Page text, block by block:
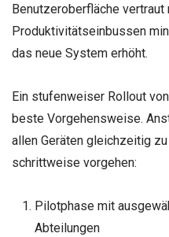
Benutzeroberfläche vertraut
Produktivitätseinbussen
das neue System erhöht.
Ein stufenweiser Rollout
beste Vorgehensweise.
allen Geräten gleichzeitig
schrittweise vorgehen:
Pilotphase mit
Abteilungen